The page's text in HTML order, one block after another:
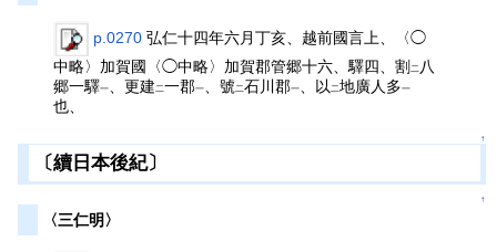
p.0270 弘仁十四年六月丁亥、越前國言上、〈◯
中略〉加賀國〈◯中略〉加賀郡管郷十六、驛四、割二八
郷一驛一、更建二一郡一、號二石川郡一、以二地廣人多一
也、
↑
〔續日本後紀〕
↑
〈三仁明〉